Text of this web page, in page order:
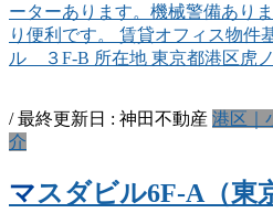
ーターあります。機械警備あり
り便利です。 賃貸オフィス物件
ル ３F-B 所在地 東京都港区虎
/ 最終更新日 : 神田不動産 港区｜
介
マスダビル6F-A（東京都港区虎ノ門）